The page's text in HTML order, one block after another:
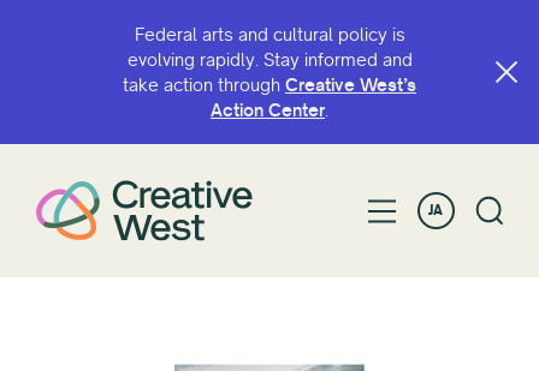
Federal arts and cultural policy is
evolving rapidly. Stay informed and
take action through Creative West’s
Action Center.
JA